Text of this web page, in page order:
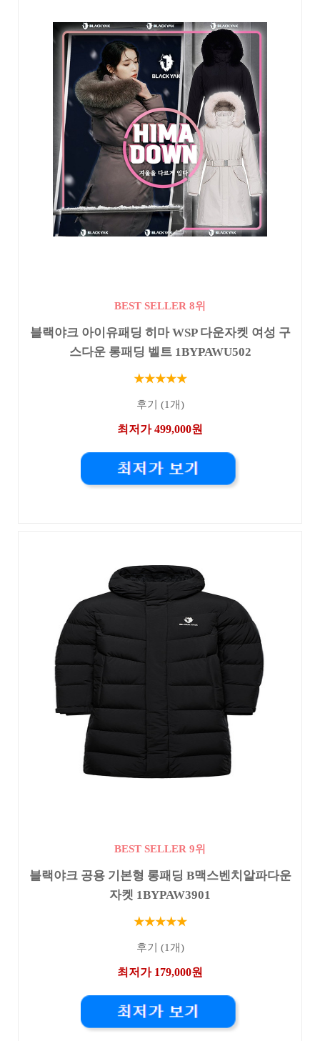
BEST SELLER 8위
블랙야크 아이유패딩 히마 WSP 다운자켓 여성 구
스다운 롱패딩 벨트 1BYPAWU502
★★★★★
후기 (1개)
최저가 499,000원
BEST SELLER 9위
블랙야크 공용 기본형 롱패딩 B맥스벤치알파다운
자켓 1BYPAW3901
★★★★★
후기 (1개)
최저가 179,000원